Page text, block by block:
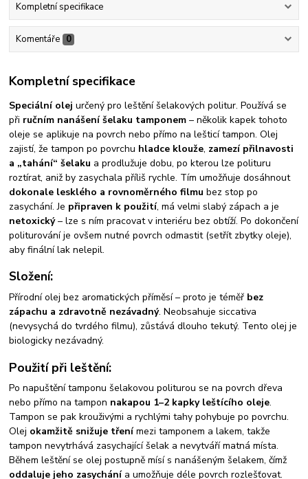
Kompletní specifikace
Komentáře 0
Kompletní specifikace
Speciální olej určený pro leštění šelakových politur. Používá se
při ručním nanášení šelaku tamponem – několik kapek tohoto
oleje se aplikuje na povrch nebo přímo na lešticí tampon. Olej
zajistí, že tampon po povrchu hladce klouže, zamezí přilnavosti
a „tahání“ šelaku a prodlužuje dobu, po kterou lze polituru
roztírat, aniž by zasychala příliš rychle. Tím umožňuje dosáhnout
dokonale lesklého a rovnoměrného filmu bez stop po
zasychání. Je připraven k použití, má velmi slabý zápach a je
netoxický– lze s ním pracovat v interiéru bez obtíží. Po dokončení
politurování je ovšem nutné povrch odmastit (setřít zbytky oleje),
aby finální lak nelepil.
Složení:
Přírodní olej bez aromatických příměsí – proto je téměř bez
zápachu a zdravotně nezávadný. Neobsahuje siccativa
(nevysychá do tvrdého filmu), zůstává dlouho tekutý. Tento olej je
biologicky nezávadný.
Použití při leštění:
Po napuštění tamponu šelakovou politurou se na povrch dřeva
nebo přímo na tampon nakapou 1–2 kapky leštícího oleje.
Tampon se pak krouživými a rychlými tahy pohybuje po povrchu.
Olej okamžitě snižuje třenímezi tamponem a lakem, takže
tampon nevytrhává zasychající šelak a nevytváří matná místa.
Během leštění se olej postupně mísí s nanášeným šelakem, čímž
oddaluje jeho zasychánía umožňuje déle povrch rozlešťovat.